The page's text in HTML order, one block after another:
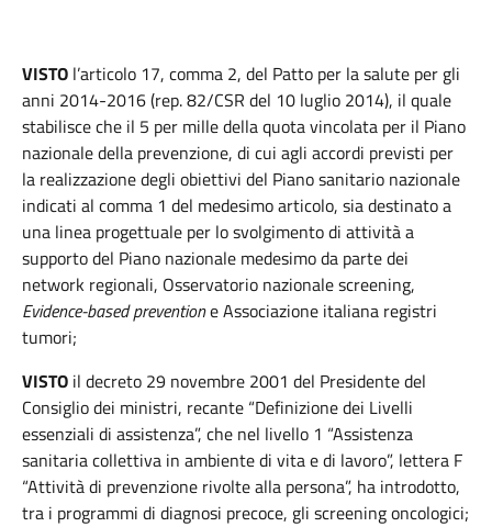
VISTO l’articolo 17, comma 2, del Patto per la salute per gli
anni 2014-2016 (rep. 82/CSR del 10 luglio 2014), il quale
stabilisce che il 5 per mille della quota vincolata per il Piano
nazionale della prevenzione, di cui agli accordi previsti per
la realizzazione degli obiettivi del Piano sanitario nazionale
indicati al comma 1 del medesimo articolo, sia destinato a
una linea progettuale per lo svolgimento di attività a
supporto del Piano nazionale medesimo da parte dei
network regionali, Osservatorio nazionale screening,
Evidence-based preventione Associazione italiana registri
tumori;
VISTO il decreto 29 novembre 2001 del Presidente del
Consiglio dei ministri, recante “Definizione dei Livelli
essenziali di assistenza”, che nel livello 1 “Assistenza
sanitaria collettiva in ambiente di vita e di lavoro”, lettera F
“Attività di prevenzione rivolte alla persona”, ha introdotto,
tra i programmi di diagnosi precoce, gli screening oncologici;